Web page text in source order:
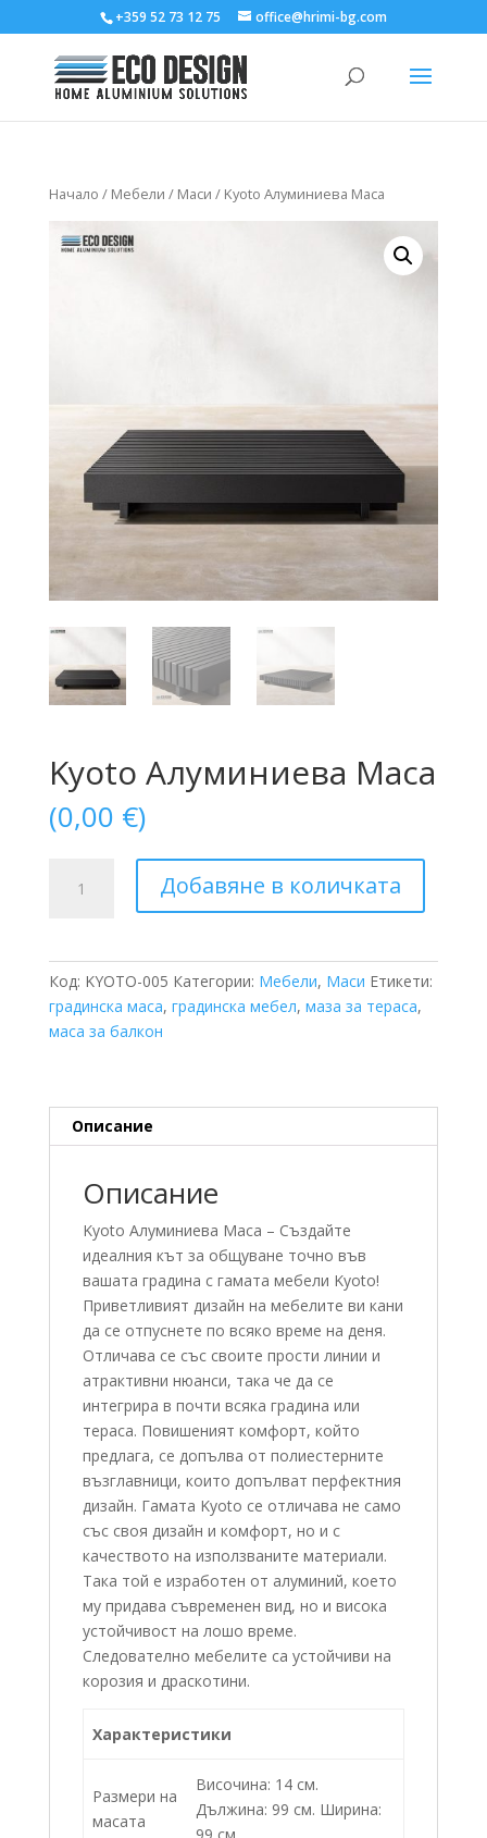
+359 52 73 12 75 office@hrimi-bg.com
Начало / Мебели / Маси / Kyoto Алуминиева Маса
Kyoto Алуминиева Маса
(0,00 €)
Добавяне в количката
Код: KYOTO-005 Категории: Мебели, Маси Етикети:
градинска маса, градинска мебел, маза за тераса,
маса за балкон
Описание
Описание
Kyoto Алуминиева Маса – Създайте
идеалния кът за общуване точно във
вашата градина с гамата мебели Kyoto!
Приветливият дизайн на мебелите ви кани
да се отпуснете по всяко време на деня.
Отличава се със своите прости линии и
атрактивни нюанси, така че да се
интегрира в почти всяка градина или
тераса. Повишеният комфорт, който
предлага, се допълва от полиестерните
възглавници, които допълват перфектния
дизайн. Гамата Kyoto се отличава не само
със своя дизайн и комфорт, но и с
качеството на използваните материали.
Така той е изработен от алуминий, което
му придава съвременен вид, но и висока
устойчивост на лошо време.
Следователно мебелите са устойчиви на
корозия и драскотини.
Характеристики
Размери на
масата
Височина: 14 см.
Дължина: 99 см. Ширина: